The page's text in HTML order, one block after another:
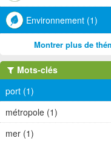
Environnement (1)
Montrer plus de
Mots-clés
port (1)
métropole (1)
mer (1)